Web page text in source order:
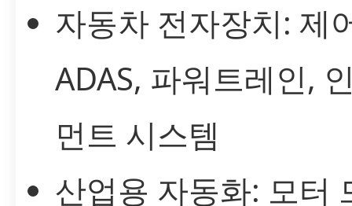
자동차 전자장치: 제
ADAS, 파워트레인,
먼트 시스템
산업용 자동화: 모터